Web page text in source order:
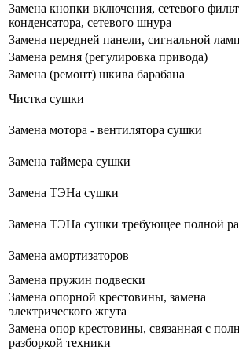
Замена кнопки включения, сетевого
конденсатора, сетевого шнура
Замена передней панели, сигнальной
Замена ремня (регулировка привода)
Замена (ремонт) шкива барабана
Чистка сушки
Замена мотора - вентилятора сушки
Замена таймера сушки
Замена ТЭНа сушки
Замена ТЭНа сушки требующее полной
Замена амортизаторов
Замена пружин подвески
Замена опорной крестовины, замена
электрического жгута
Замена опор крестовины, связанная с
разборкой техники